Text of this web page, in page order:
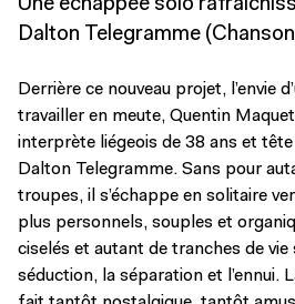
Une échappée solo
Dalton Telegramme (
Derrière ce nouveau projet, l’envie
travailler en meute, Quentin
interprète liégeois de 38 ans et
Dalton Telegramme. Sans pour
troupes, il s’échappe en solitaire
plus personnels, souples et
ciselés et autant de tranches de vie
séduction, la séparation et l’ennui.